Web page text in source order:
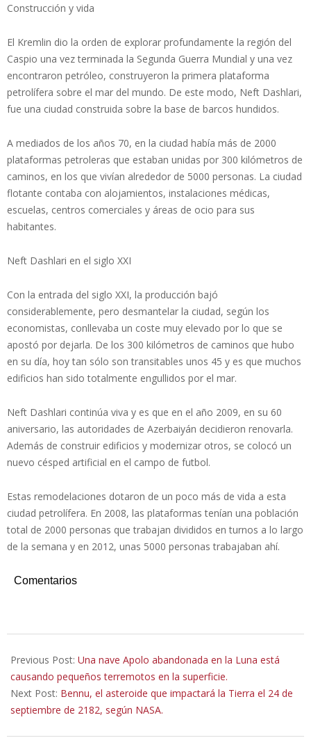
Construcción y vida
El Kremlin dio la orden de explorar profundamente la región del
Caspio una vez terminada la Segunda Guerra Mundial y una vez
encontraron petróleo, construyeron la primera plataforma
petrolífera sobre el mar del mundo. De este modo, Neft Dashlari,
fue una ciudad construida sobre la base de barcos hundidos.
A mediados de los años 70, en la ciudad había más de 2000
plataformas petroleras que estaban unidas por 300 kilómetros de
caminos, en los que vivían alrededor de 5000 personas. La ciudad
flotante contaba con alojamientos, instalaciones médicas,
escuelas, centros comerciales y áreas de ocio para sus
habitantes.
Neft Dashlari en el siglo XXI
Con la entrada del siglo XXI, la producción bajó
considerablemente, pero desmantelar la ciudad, según los
economistas, conllevaba un coste muy elevado por lo que se
apostó por dejarla. De los 300 kilómetros de caminos que hubo
en su día, hoy tan sólo son transitables unos 45 y es que muchos
edificios han sido totalmente engullidos por el mar.
Neft Dashlari continúa viva y es que en el año 2009, en su 60
aniversario, las autoridades de Azerbaiyán decidieron renovarla.
Además de construir edificios y modernizar otros, se colocó un
nuevo césped artificial en el campo de futbol.
Estas remodelaciones dotaron de un poco más de vida a esta
ciudad petrolífera. En 2008, las plataformas tenían una población
total de 2000 personas que trabajan divididos en turnos a lo largo
de la semana y en 2012, unas 5000 personas trabajaban ahí.
Comentarios
09-
26
Previous Post: Una nave Apolo abandonada en la Luna está
causando pequeños terremotos en la superficie.
Next Post: Bennu, el asteroide que impactará la Tierra el 24 de
septiembre de 2182, según NASA.